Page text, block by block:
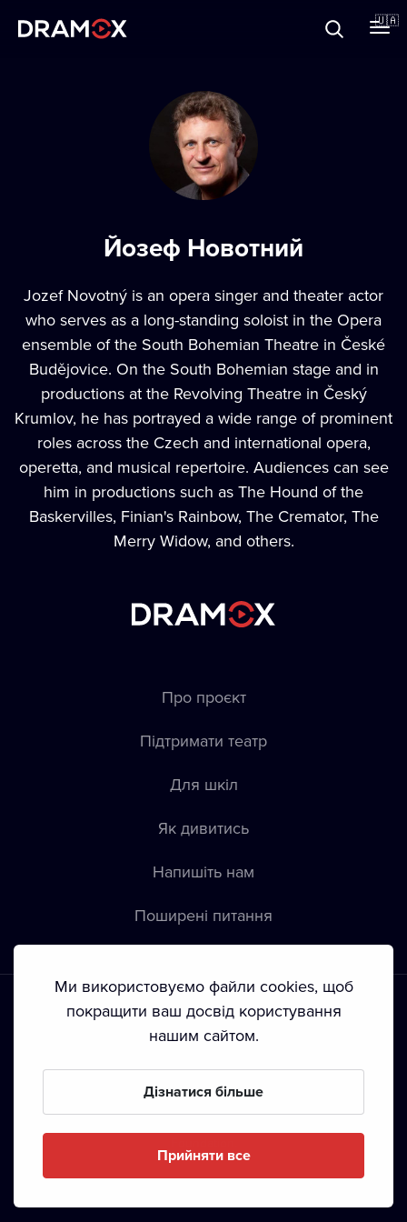
🇺🇦
Йозеф Новотний
Jozef Novotný is an opera singer and theater actor
who serves as a long-standing soloist in the Opera
ensemble of the South Bohemian Theatre in České
Budějovice. On the South Bohemian stage and in
productions at the Revolving Theatre in Český
Krumlov, he has portrayed a wide range of prominent
roles across the Czech and international opera,
operetta, and musical repertoire. Audiences can see
him in productions such as The Hound of the
Baskervilles, Finian's Rainbow, The Cremator, The
Merry Widow, and others.
Про проєкт
Підтримати театр
Для шкіл
Як дивитись
Напишіть нам
Пoширені питання
Положення й умови • Конфіденційність • Автoрські права
Ми використовуємо файли cookies, щоб
покращити ваш досвід користування
нашим сайтом.
Дізнатися більше
Прийняти все